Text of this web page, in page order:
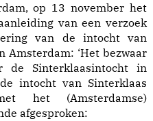
op 13 november het
van een verzoek
van de intocht van
Amsterdam: ‘Het bezwaar
de Sinterklaasintocht in
intocht van Sinterklaas
het (Amsterdamse)
afgesproken: